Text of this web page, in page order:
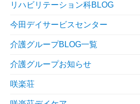
リハビリテーション科BLOG
今田デイサービスセンター
介護グループBLOG一覧
介護グループお知らせ
咲楽荘